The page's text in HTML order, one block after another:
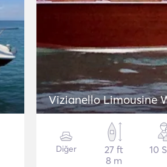
Vizianello Limousine
Diğer
27 ft
8 m
10